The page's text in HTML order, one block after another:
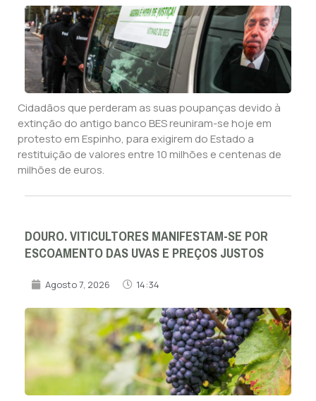
Cidadãos que perderam as suas poupanças devido à
extinção do antigo banco BES reuniram-se hoje em
protesto em Espinho, para exigirem do Estado a
restituição de valores entre 10 milhões e centenas de
milhões de euros.
DOURO. VITICULTORES MANIFESTAM-SE POR
ESCOAMENTO DAS UVAS E PREÇOS JUSTOS
Agosto 7, 2026 14:34